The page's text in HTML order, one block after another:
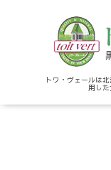
トワ・ヴェールは
用した